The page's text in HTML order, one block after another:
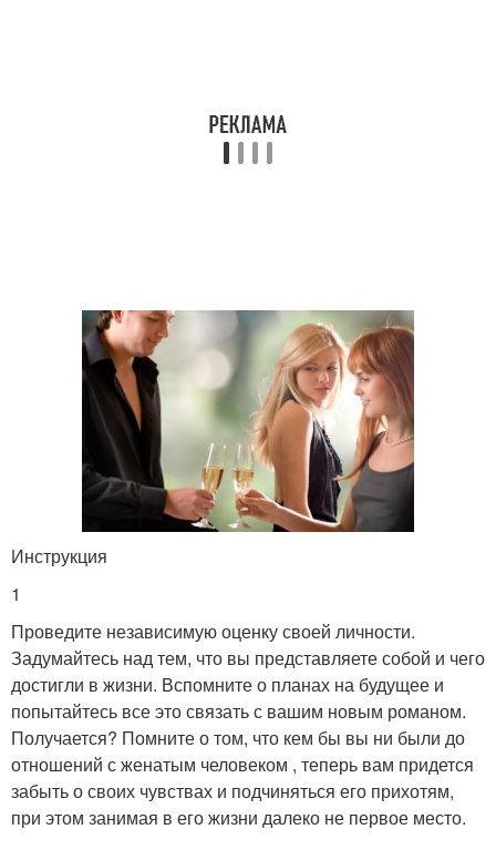
Инструкция
1
Проведите независимую оценку своей личности.
Задумайтесь над тем, что вы представляете собой и чего
достигли в жизни. Вспомните о планах на будущее и
попытайтесь все это связать с вашим новым романом.
Получается? Помните о том, что кем бы вы ни были до
отношений с женатым человеком , теперь вам придется
забыть о своих чувствах и подчиняться его прихотям,
при этом занимая в его жизни далеко не первое место.